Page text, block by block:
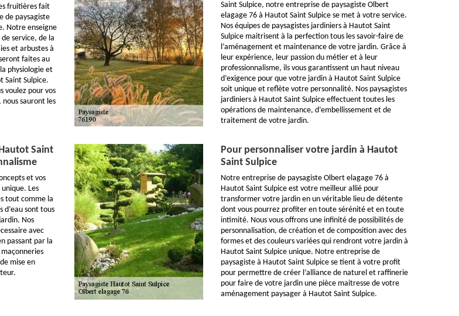
fruitières fait
de paysagiste
Notre enseigne
service, de la
et arbustes à
faites au
physiologie et
Saint Sulpice.
voulez pour vos
nous sauront les
Saint Sulpice, notre entreprise de paysagiste Olbert
elagage 76 à Hautot Saint Sulpice se met à votre service.
Nos équipes de paysagistes jardiniers à Hautot Saint
Sulpice maitrisent à la perfection tous les savoir-faire de
l’aménagement et maintenance de votre jardin. Grâce à
leur expérience, leur passion du métier et à leur
professionnalisme, ils vous garantissent un haut niveau
d’exigence pour que votre jardin à Hautot Saint Sulpice
soit unique et reflète votre personnalité. Nos paysagistes
jardiniers à Hautot Saint Sulpice effectuent toutes les
opérations de maintenance, d’embellissement et de
traitement de votre jardin.
Saint
et vos
Les
tout comme la
d’eau sont tous
Nos
avec
passant par la
mise en
Pour personnaliser votre jardin à Hautot
Saint Sulpice
Notre entreprise de paysagiste Olbert elagage 76 à
Hautot Saint Sulpice est votre meilleur allié pour
transformer votre jardin en un véritable lieu de détente
dont vous pourrez profiter en toute sérénité et en toute
intimité. Nous vous offrons une infinité de possibilités de
personnalisation, de création et de composition avec des
formes et des couleurs variées qui rendront votre jardin à
Hautot Saint Sulpice unique. Notre entreprise de
paysagiste à Hautot Saint Sulpice se tient à votre profit
pour permettre de créer l’alliance de naturel et raffinerie
pour faire de votre jardin une pièce maitresse de votre
aménagement paysager à Hautot Saint Sulpice.